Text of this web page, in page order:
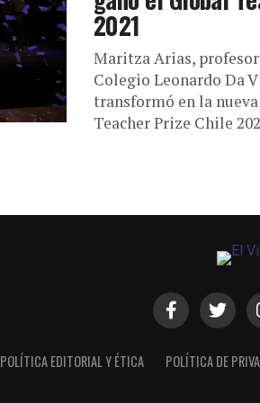
2021
Maritza Arias,
Colegio Leonardo Da
transformó en la
Teacher Prize Chile
POLÍTICA EDITORIAL Y ÉTICA POLÍTICA DE